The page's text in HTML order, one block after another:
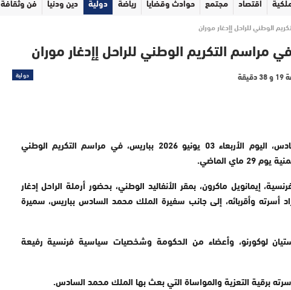
الوطني للراحل إإدغار موران
التكريم الوطني للراحل إإدغار موران
دولية
مثل رئيس الحكومة، عزيز أخنوش، الملك محمد السادس، اليوم الأربعاء 03 يونيو 2026 بباريس، في مراسم التكريم الوطني
الماضي
.
إيمانويل ماكرون، بمقر الأنفاليد الوطني، بحضور أرملة الراحل إدغار
أسرته وأقربائه، إلى جانب سفيرة الملك محمد السادس بباريس، سميرة
لوكورنو، وأعضاء من الحكومة وشخصيات سياسية فرنسية رفيعة
برقية التعزية والمواساة التي بعث بها الملك محمد السادس.